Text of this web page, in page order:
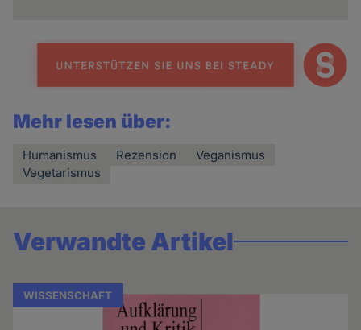
Mehr lesen über:
Humanismus Rezension
Veganismus
Vegetarismus
Verwandte Artikel
WISSENSCHAFT